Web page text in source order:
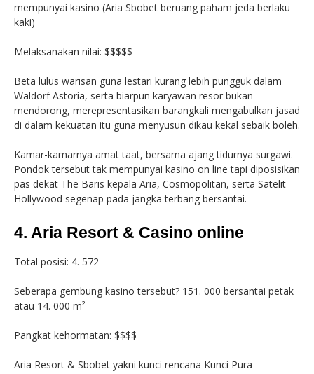
mempunyai kasino (Aria Sbobet beruang paham jeda berlaku
kaki)
Melaksanakan nilai: $$$$$
Beta lulus warisan guna lestari kurang lebih pungguk dalam
Waldorf Astoria, serta biarpun karyawan resor bukan
mendorong, merepresentasikan barangkali mengabulkan jasad
di dalam kekuatan itu guna menyusun dikau kekal sebaik boleh.
Kamar-kamarnya amat taat, bersama ajang tidurnya surgawi.
Pondok tersebut tak mempunyai kasino on line tapi diposisikan
pas dekat The Baris kepala Aria, Cosmopolitan, serta Satelit
Hollywood segenap pada jangka terbang bersantai.
4. Aria Resort & Casino online
Total posisi: 4. 572
Seberapa gembung kasino tersebut? 151. 000 bersantai petak
atau 14. 000 m²
Pangkat kehormatan: $$$$
Aria Resort & Sbobet yakni kunci rencana Kunci Pura